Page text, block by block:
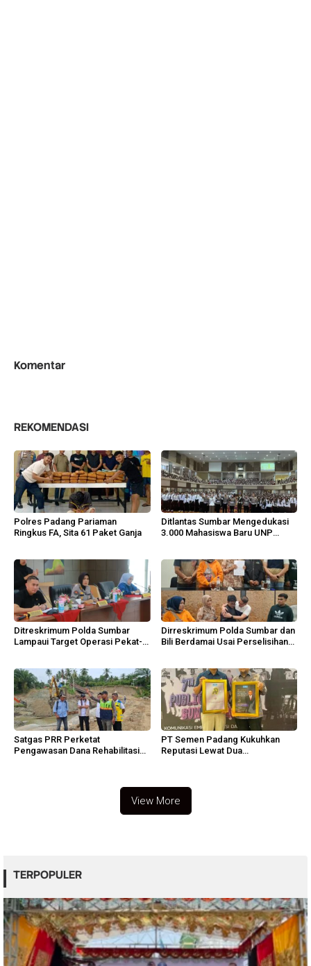
Komentar
REKOMENDASI
Polres Padang Pariaman
Ringkus FA, Sita 61 Paket Ganja
Ditlantas Sumbar Mengedukasi
3.000 Mahasiswa Baru UNP
Ditreskrimum Polda Sumbar
Lampaui Target Operasi Pekat-
Dirreskrimum Polda Sumbar dan
Bili Berdamai Usai Perselisihan
Satgas PRR Perketat
Pengawasan Dana Rehabilitasi
PT Semen Padang Kukuhkan
Reputasi Lewat Dua
View More
TERPOPULER